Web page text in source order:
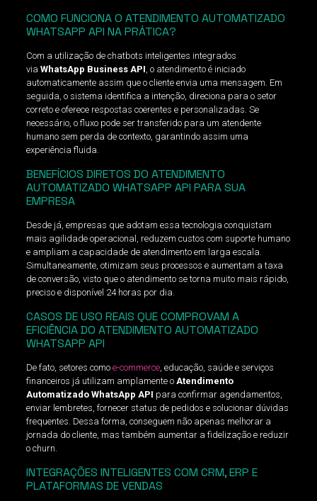
COMO FUNCIONA O ATENDIMENTO AUTOMATIZADO
WHATSAPP API NA PRÁTICA?
Com a utilização de chatbots inteligentes integrados
via WhatsApp Business API , o atendimento é iniciado
automaticamente assim que o cliente envia uma mensagem. Em
seguida, o sistema identifica a intenção, direciona para o setor
correto e oferece respostas coerentes e personalizadas. Se
necessário, o fluxo pode ser transferido para um atendente
humano sem perda de contexto, garantindo assim uma
experiência fluida.
BENEFÍCIOS DIRETOS DO ATENDIMENTO
AUTOMATIZADO WHATSAPP API PARA SUA
EMPRESA
Desde já, empresas que adotam essa tecnologia conquistam
mais agilidade operacional, reduzem custos com suporte humano
e ampliam a capacidade de atendimento em larga escala.
Simultaneamente, otimizam seus processos e aumentam a taxa
de conversão, visto que o atendimento se torna muito mais rápido,
preciso e disponível 24 horas por dia.
CASOS DE USO REAIS QUE COMPROVAM A
EFICIÊNCIA DO ATENDIMENTO AUTOMATIZADO
WHATSAPP API
De fato, setores como e-commerce, educação, saúde e serviços
financeiros já utilizam amplamente o Atendimento
Automatizado WhatsApp API para confirmar agendamentos,
enviar lembretes, fornecer status de pedidos e solucionar dúvidas
frequentes. Dessa forma, conseguem não apenas melhorar a
jornada do cliente, mas também aumentar a fidelização e reduzir
o churn.
INTEGRAÇÕES INTELIGENTES COM CRM, ERP E
PLATAFORMAS DE VENDAS